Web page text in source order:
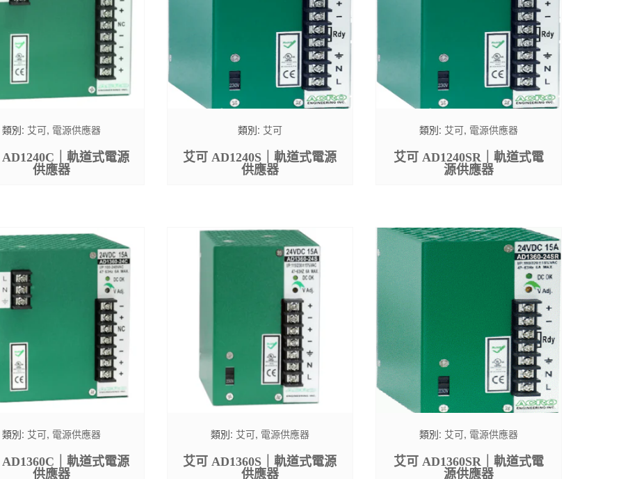
類別: 艾可, 電源供應器
｜軌道式電源
供應器
類別: 艾可
艾可 AD1240S｜軌道式電源
供應器
類別: 艾可, 電源供應器
艾可 AD1240SR｜軌道式電
源供應器
類別: 艾可, 電源供應器
｜軌道式電源
供應器
類別: 艾可, 電源供應器
艾可 AD1360S｜軌道式電源
供應器
類別: 艾可, 電源供應器
艾可 AD1360SR｜軌道式電
源供應器